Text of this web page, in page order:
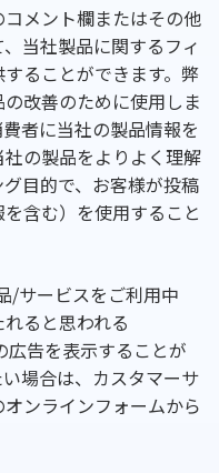
メント欄またはその他
当社製品に関するフィ
ることができます。弊
改善のために使用しま
者に当社の製品情報を
の製品をよりよく理解
目的で、お客様が投稿
含む）を使用すること
/サービスをご利用中
ると思われる
告を表示することが
場合は、カスタマーサ
ンラインフォームから